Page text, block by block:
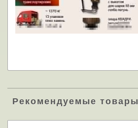
Рекомендуемые товары